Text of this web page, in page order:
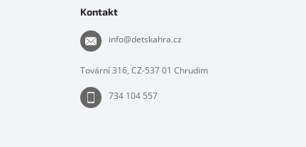
Kontakt
info@detskahra.cz
Tovární 316, CZ-537 01 Chrudim
734 104 557